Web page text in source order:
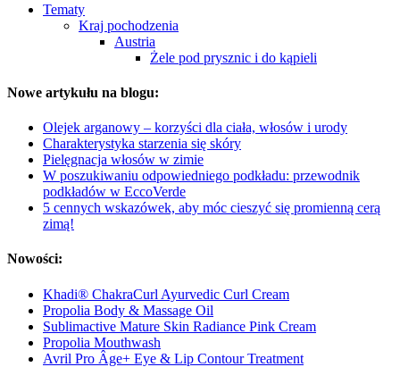
Tematy
Kraj pochodzenia
Austria
Żele pod prysznic i do kąpieli
Nowe artykułu na blogu:
Olejek arganowy – korzyści dla ciała, włosów i urody
Charakterystyka starzenia się skóry
Pielęgnacja włosów w zimie
W poszukiwaniu odpowiedniego podkładu: przewodnik
podkładów w EccoVerde
5 cennych wskazówek, aby móc cieszyć się promienną cerą
zimą!
Nowości:
Khadi® ChakraCurl Ayurvedic Curl Cream
Propolia Body & Massage Oil
Sublimactive Mature Skin Radiance Pink Cream
Propolia Mouthwash
Avril Pro Âge+ Eye & Lip Contour Treatment